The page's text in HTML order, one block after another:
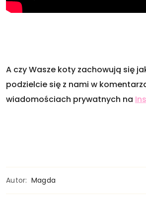
A czy Wasze koty zachowują się
podzielcie się z nami w
wiadomościach prywatnych na
Autor: Magda